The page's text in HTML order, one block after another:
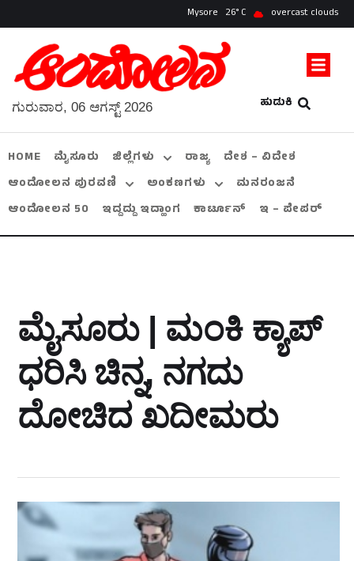
Mysore 26 overcast clouds
ಹುಡುಕಿ
ಗುರುವಾರ, 06 ಆಗಸ್ಟ್ 2026
HOME ಮೈಸೂರು ಜಿಲ್ಲೆಗಳು ರಾಜ್ಯ
ದೇಶ – ವಿದೇಶ
ಆಂದೋಲನ ಪುರವಣಿ
ಅಂಕಣಗಳು
ಮನರಂಜನೆ
ಆಂದೋಲನ 50
ಇದ್ದದ್ದು ಇದ್ಹಾಂಗ ಕಾರ್ಟೂನ್ ಇ – ಪೇಪರ್
ಮೈಸೂರು | ಮಂಕಿ ಕ್ಯಾಪ್‌
ಧರಿಸಿ ಚಿನ್ನ, ನಗದು
ದೋಚಿದ ಖದೀಮರು